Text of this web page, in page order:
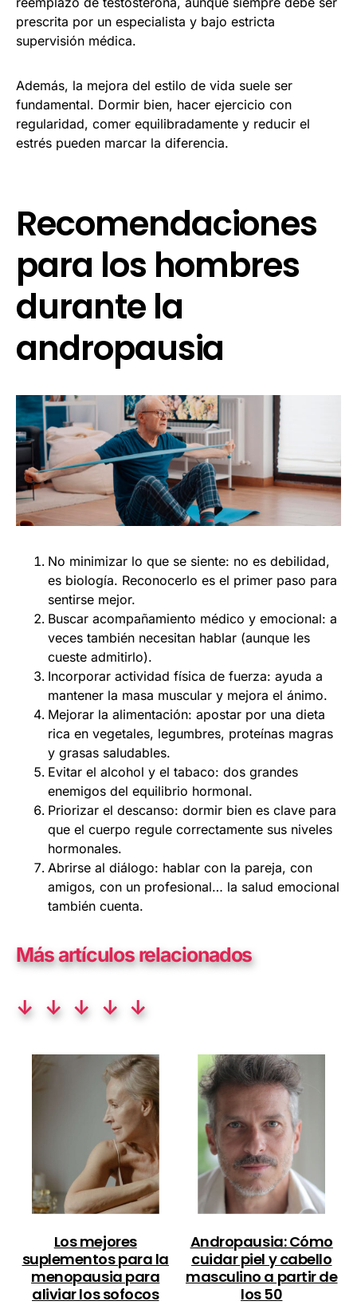
prescrita por un especialista y bajo estricta
supervisión médica.
Además, la mejora del estilo de vida suele ser
fundamental. Dormir bien, hacer ejercicio con
regularidad, comer equilibradamente y reducir el
estrés pueden marcar la diferencia.
Recomendaciones
para los hombres
durante la
andropausia
No minimizar lo que se siente: no es debilidad,
es biología. Reconocerlo es el primer paso para
sentirse mejor.
Buscar acompañamiento médico y emocional: a
veces también necesitan hablar (aunque les
cueste admitirlo).
Incorporar actividad física de fuerza: ayuda a
mantener la masa muscular y mejora el ánimo.
Mejorar la alimentación: apostar por una dieta
rica en vegetales, legumbres, proteínas magras
y grasas saludables.
Evitar el alcohol y el tabaco: dos grandes
enemigos del equilibrio hormonal.
Priorizar el descanso: dormir bien es clave para
que el cuerpo regule correctamente sus niveles
hormonales.
Abrirse al diálogo: hablar con la pareja, con
amigos, con un profesional… la salud emocional
también cuenta.
Más artículos relacionados
↓ ↓ ↓ ↓ ↓
Los mejores
suplementos para la
menopausia para
aliviar los sofocos
Andropausia: Cómo
cuidar piel y cabello
masculino a partir de
los 50